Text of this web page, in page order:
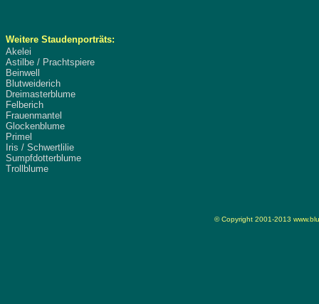
Weitere Staudenporträts:
Akelei
Astilbe / Prachtspiere
Beinwell
Blutweiderich
Dreimasterblume
Felberich
Frauenmantel
Glockenblume
Primel
Iris / Schwertlilie
Sumpfdotterblume
Trollblume
© Copyright 2001-2013